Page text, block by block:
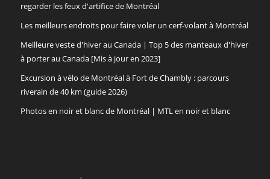
regarder les feux d'artifice de Montréal
Les meilleurs endroits pour faire voler un cerf-volant à Montréal
Meilleure veste d'hiver au Canada | Top 5 des manteaux d'hiver
à porter au Canada [Mis à jour en 2023]
Excursion à vélo de Montréal à Fort de Chambly : parcours
riverain de 40 km (guide 2026)
Photos en noir et blanc de Montréal | MTL en noir et blanc